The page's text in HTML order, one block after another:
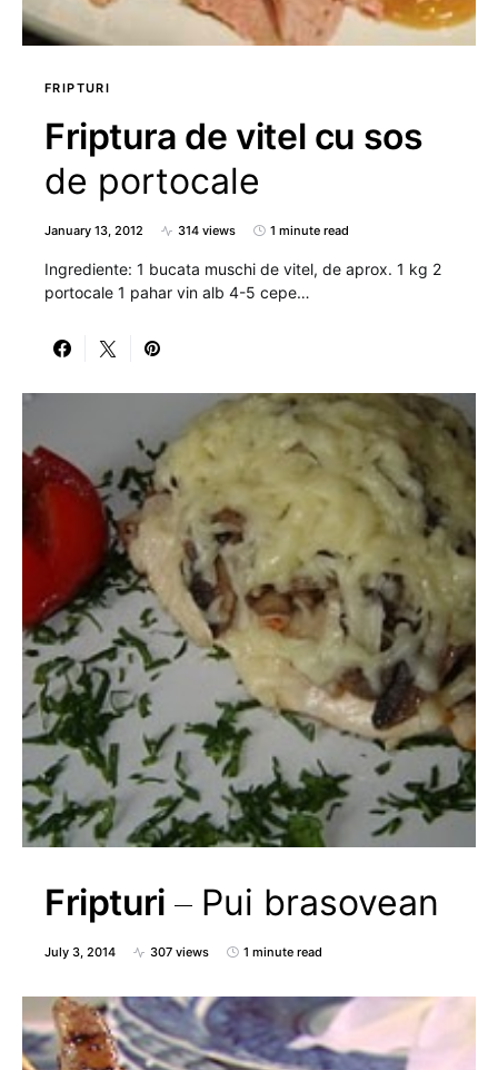
FRIPTURI
Friptura de vitel cu sos
de portocale
January 13, 2012 314 views 1 minute read
Ingrediente: 1 bucata muschi de vitel, de aprox. 1 kg 2
portocale 1 pahar vin alb 4-5 cepe…
Fripturi Pui brasovean
July 3, 2014 307 views 1 minute read